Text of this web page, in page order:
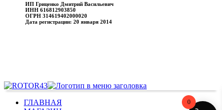
ИП Гриценко Дмитрий Васильевич
ИНН 616812903850
ОГРН 314619402000020
Дата регистрации: 20 января 2014
0
ГЛАВНАЯ